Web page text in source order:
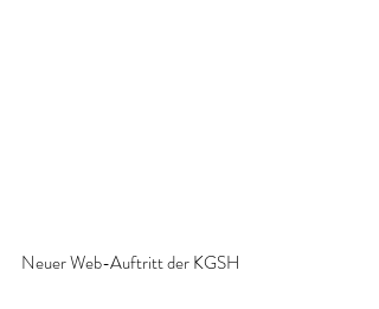
Neuer Web-Auftritt der KGSH